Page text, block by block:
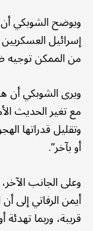
ويوضح الشوبكي
إسرائيل
من الممكن توجيه
ويرى الشوبكي أن
مع تغير الحديث
وتقليل قدراتها
أو بآخر”.
وعلى الجانب
أيمن الرفاتي إلى
قريبة، وربما